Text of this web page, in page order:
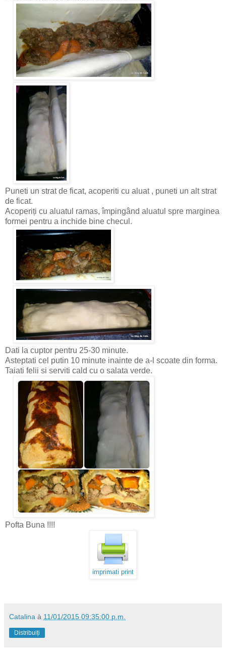
Puneti un strat de ficat, acoperiti cu aluat , puneti un alt strat
de ficat.
Acoperiți cu aluatul ramas, împingând aluatul spre marginea
formei pentru a inchide bine checul.
Dati la cuptor pentru 25-30 minute.
Asteptati cel putin 10 minute inainte de a-l scoate din forma.
Taiati felii si serviti cald cu o salata verde.
Pofta Buna !!!!
imprimati print
Catalina à 11/01/2015 09:35:00 p.m.
Distribuiți